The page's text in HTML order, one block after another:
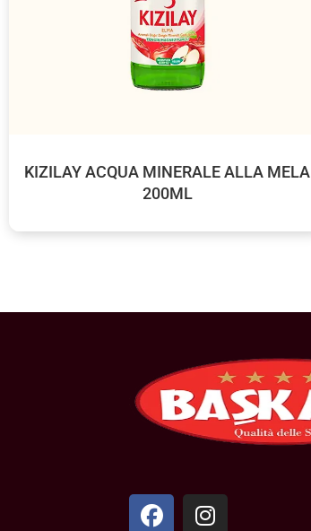
KIZILAY ACQUA MINERALE ALLA MELA
200ML